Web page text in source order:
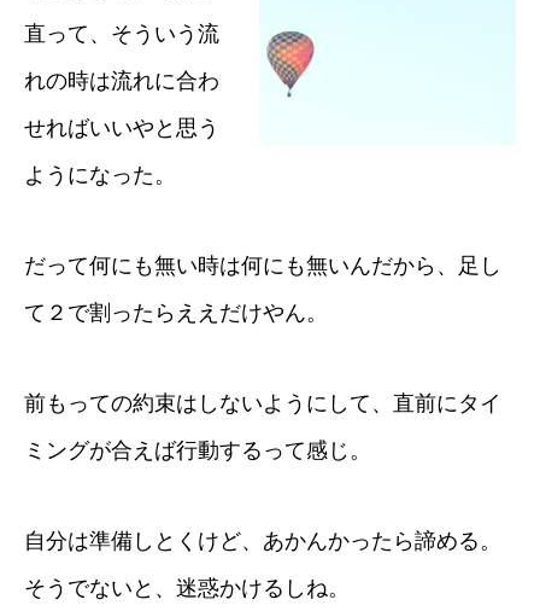
直って、そういう流
れの時は流れに合わ
せればいいやと思う
ようになった。
だって何にも無い時は何にも無いんだから、足し
て２で割ったらええだけやん。
前もっての約束はしないようにして、直前にタイ
ミングが合えば行動するって感じ。
自分は準備しとくけど、あかんかったら諦める。
そうでないと、迷惑かけるしね。